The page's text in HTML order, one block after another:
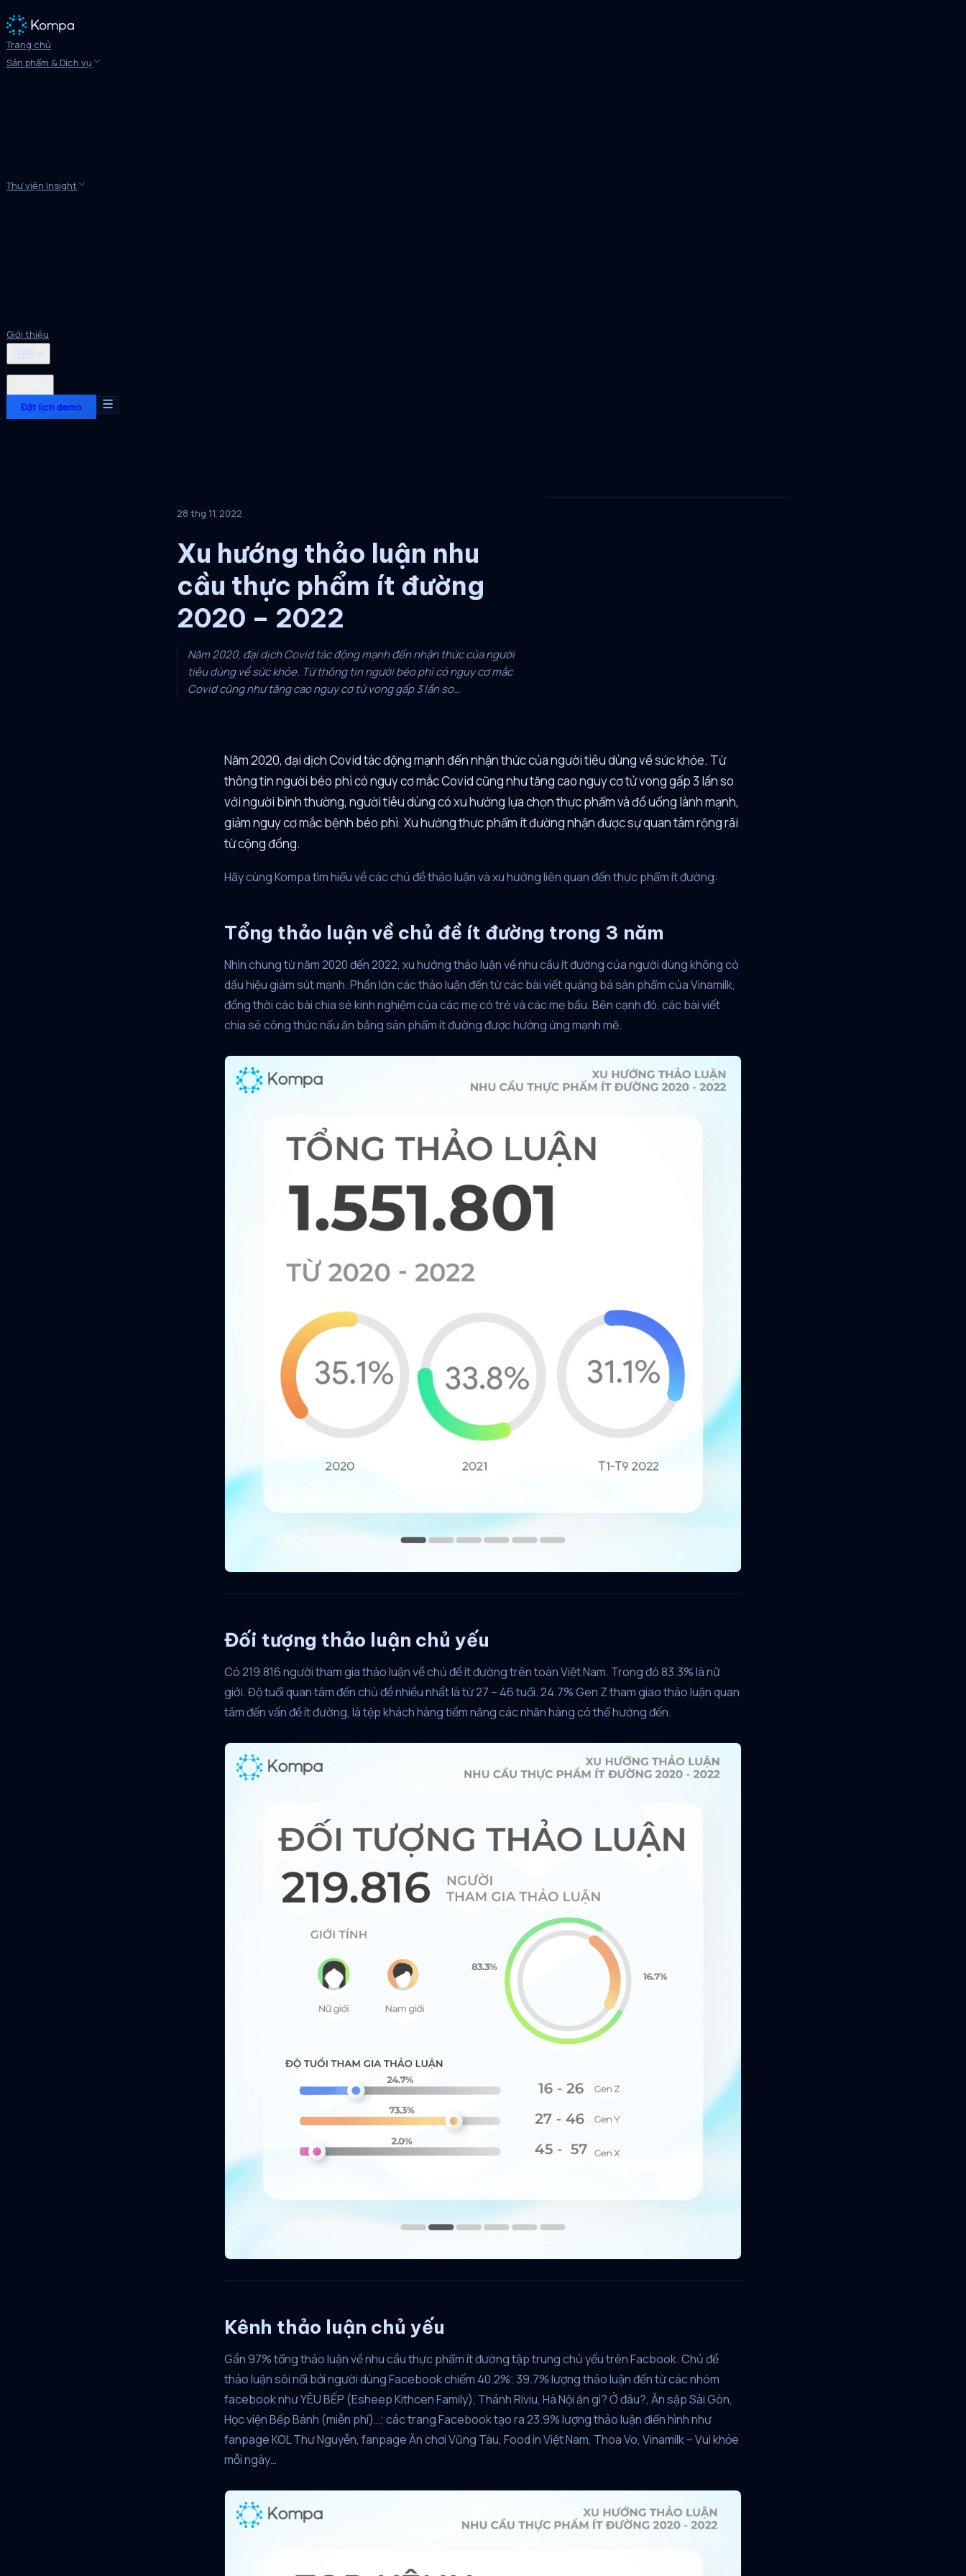
Trang chủ
Sản phẩm & Dịch vụ
Thư viện Insight
Giới thiệu
🇻🇳 VI
Đặt lịch demo
28 thg 11, 2022
Xu hướng thảo luận nhu
cầu thực phẩm ít đường
2020 – 2022
Năm 2020, đại dịch Covid tác động mạnh đến nhận thức của người
tiêu dùng về sức khỏe. Từ thông tin người béo phì có nguy cơ mắc
Covid cũng như tăng cao nguy cơ tử vong gấp 3 lần so…
Năm 2020, đại dịch Covid tác động mạnh đến nhận thức của người tiêu dùng về sức khỏe. Từ
thông tin người béo phì có nguy cơ mắc Covid cũng như tăng cao nguy cơ tử vong gấp 3 lần so
với người bình thường, người tiêu dùng có xu hướng lựa chọn thực phẩm và đồ uống lành mạnh,
giảm nguy cơ mắc bệnh béo phì. Xu hướng thực phẩm ít đường nhận được sự quan tâm rộng rãi
từ cộng đồng.
Hãy cùng Kompa tìm hiểu về các chủ đề thảo luận và xu hướng liên quan đến thực phẩm ít đường:
Tổng thảo luận về chủ đề ít đường trong 3 năm
Nhìn chung từ năm 2020 đến 2022, xu hướng thảo luận về nhu cầu ít đường của người dùng không có
dấu hiệu giảm sút mạnh. Phần lớn các thảo luận đến từ các bài viết quảng bá sản phẩm của Vinamilk,
đồng thời các bài chia sẻ kinh nghiệm của các mẹ có trẻ và các mẹ bầu. Bên cạnh đó, các bài viết
chia sẻ công thức nấu ăn bằng sản phẩm ít đường được hưởng ứng mạnh mẽ.
Đối tượng thảo luận chủ yếu
Có 219.816 người tham gia thảo luận về chủ đề ít đường trên toàn Việt Nam. Trong đó 83.3% là nữ
giới. Độ tuổi quan tâm đến chủ đề nhiều nhất là từ 27 – 46 tuổi. 24.7% Gen Z tham giao thảo luận quan
tâm đến vấn đề ít đường, là tệp khách hàng tiềm năng các nhãn hàng có thể hướng đến.
Kênh thảo luận chủ yếu
Gần 97% tổng thảo luận về nhu cầu thực phẩm ít đường tập trung chủ yếu trên Facbook. Chủ đề
thảo luận sôi nổi bởi người dùng Facebook chiếm 40.2%; 39.7% lượng thảo luận đến từ các nhóm
facebook như YÊU BẾP (Esheep Kithcen Family), Thánh Riviu, Hà Nội ăn gì? Ở đâu?, Ăn sập Sài Gòn,
Học viện Bếp Bánh (miễn phí)…; các trang Facebook tạo ra 23.9% lượng thảo luận điển hình như
fanpage KOL Thư Nguyễn, fanpage Ăn chơi Vũng Tàu, Food in Việt Nam, Thoa Vo, Vinamilk – Vui khỏe
mỗi ngày…